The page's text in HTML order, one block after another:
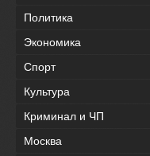
Политика
Экономика
Спорт
Культура
Криминал и ЧП
Москва